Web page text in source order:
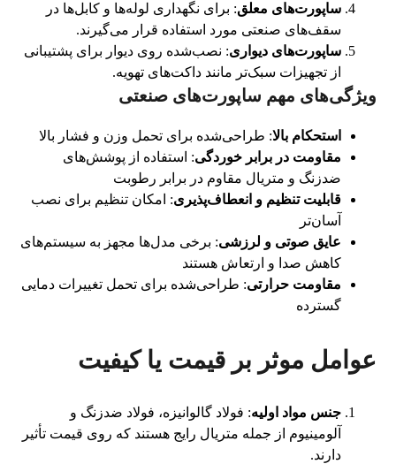
ساپورت‌های معلق: برای نگهداری لوله‌ها و کابل‌ها در
سقف‌های صنعتی مورد استفاده قرار می‌گیرند.
ساپورت‌های دیواری: نصب‌شده روی دیوار برای پشتیبانی
از تجهیزات سبک‌تر مانند داکت‌های تهویه.
ویژگی‌های مهم ساپورت‌های صنعتی
استحکام بالا: طراحی‌شده برای تحمل وزن و فشار بالا
مقاومت در برابر خوردگی: استفاده از پوشش‌های
ضدزنگ و متریال مقاوم در برابر رطوبت
قابلیت تنظیم و انعطاف‌پذیری: امکان تنظیم برای نصب
آسان‌تر
عایق صوتی و لرزشی: برخی مدل‌ها مجهز به سیستم‌های
کاهش صدا و ارتعاش هستند
مقاومت حرارتی: طراحی‌شده برای تحمل تغییرات دمایی
گسترده
عوامل موثر بر قیمت یا کیفیت
جنس مواد اولیه: فولاد گالوانیزه، فولاد ضدزنگ و
آلومینیوم از جمله متریال رایج هستند که روی قیمت تأثیر
دارند.